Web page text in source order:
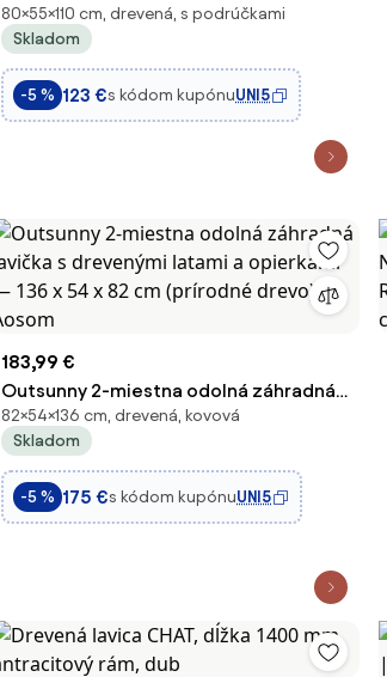
lavička s operadlom a opierkami na
ruky, drevená lavička v dizajne kolesa,
odolná voči poveternostným
podmienkam,
80×55×110 cm, drevená, s podrúčkami
Skladom
-5 % 123 €s kódom kupónuUNI5
183,99 €
Outsunny 2-miestna odolná záhradná
lavička s drevenými latami a opierkami
— 136 x 54 x 82 cm (prírodné drevo) |
Aosom
82×54×136 cm, drevená, kovová
Skladom
-5 % 175 €s kódom kupónuUNI5